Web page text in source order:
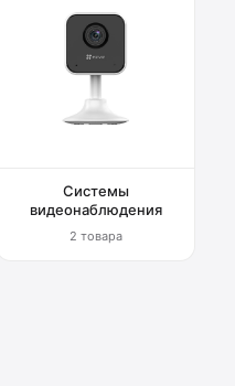
Системы
видеонаблюдения
2 товара